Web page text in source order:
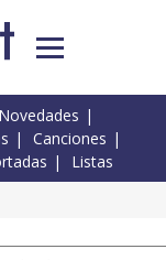
Novedades
Canciones
Listas